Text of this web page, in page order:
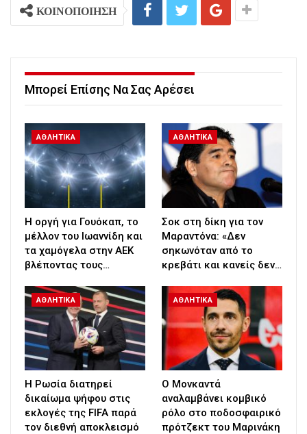
ΚΟΙΝΟΠΟΙΗΣΗ
Μπορεί Επίσης Να Σας Αρέσει
ΑΘΛΗΤΙΚΑ
Η οργή για Γουόκαπ, το
μέλλον του Ιωαννίδη και
τα χαμόγελα στην ΑΕΚ
βλέποντας τους…
ΑΘΛΗΤΙΚΑ
Σοκ στη δίκη για τον
Μαραντόνα: «Δεν
σηκωνόταν από το
κρεβάτι και κανείς δεν…
ΑΘΛΗΤΙΚΑ
Η Ρωσία διατηρεί
δικαίωμα ψήφου στις
εκλογές της FIFA παρά
τον διεθνή αποκλεισμό
ΑΘΛΗΤΙΚΑ
Ο Μονκαντά
αναλαμβάνει κομβικό
ρόλο στο ποδοσφαιρικό
πρότζεκτ του Μαρινάκη